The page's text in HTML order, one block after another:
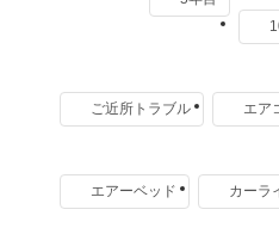
ご近所トラブル
エア
エアーベッド
カーラ